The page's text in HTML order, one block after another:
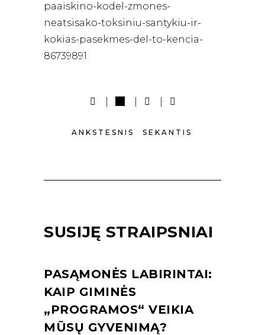
paaiskino-kodel-zmones-
neatsisako-toksiniu-santykiu-ir-
kokias-pasekmes-del-to-kencia-
86739891
ANKSTESNIS SEKANTIS
SUSIJĘ STRAIPSNIAI
PASĄMONĖS LABIRINTAI:
KAIP GIMINĖS
„PROGRAMOS“ VEIKIA
MŪSŲ GYVENIMĄ?